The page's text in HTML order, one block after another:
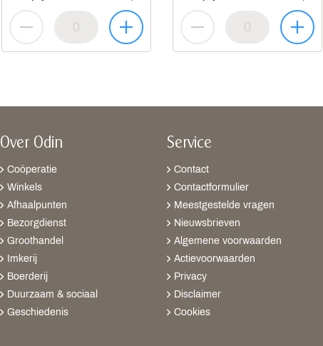
Over Odin
Coöperatie
Winkels
Afhaalpunten
Bezorgdienst
Groothandel
Imkerij
Boerderij
Duurzaam & sociaal
Geschiedenis
Service
Contact
Contactformulier
Meestgestelde vragen
Nieuwsbrieven
Algemene voorwaarden
Actievoorwaarden
Privacy
Disclaimer
Cookies